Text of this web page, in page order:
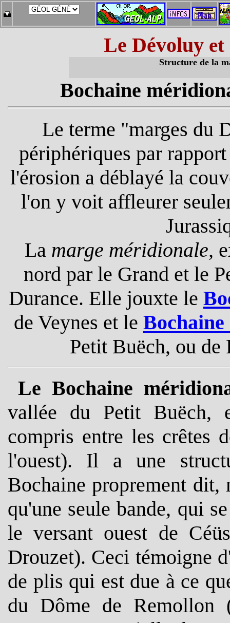
Le Dévoluy et
Structure de la
Bochaine
Le terme "marges du
périphériques par
l'érosion a déblayé la
l'on y voit affleurer
La marge méridionale,
nord par le Grand et le
Durance. Elle jouxte le
de Veynes et le
Petit Buëch, ou de
Le Bochaine
vallée du Petit Buëch,
compris entre les crêtes
l'ouest). Il a une
Bochaine proprement
qu'une seule bande, qui
le versant ouest de
Drouzet). Ceci témoigne
de plis qui est due à ce
du Dôme de Remollon